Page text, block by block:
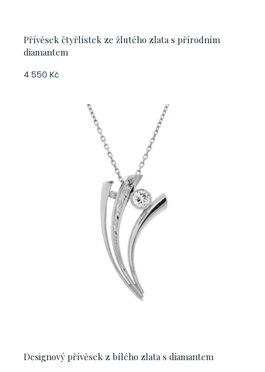
Přívěsek čtyřlístek ze žlutého zlata s přírodním
diamantem
4 550 Kč
Designový přívěsek z bílého zlata s diamantem